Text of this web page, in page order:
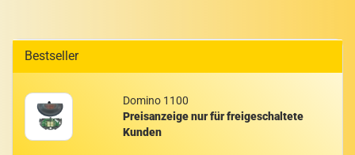
Bestseller
Do­mi­no 1100
Preisanzeige nur für freigeschaltete
Kunden